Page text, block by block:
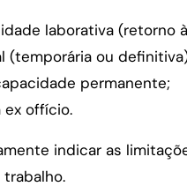
laborativa (retorno
(temporária ou
permanente;
ex offício.
indicar as